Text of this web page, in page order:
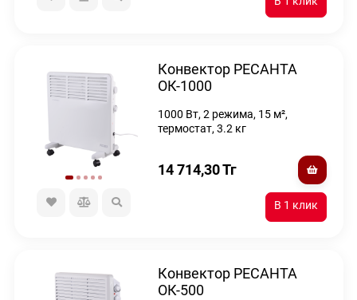
Конвектор РЕСАНТА
ОК-1000
1000 Вт, 2 режима, 15 м²,
термостат, 3.2 кг
14 714,30Тг
Конвектор РЕСАНТА
ОК-500